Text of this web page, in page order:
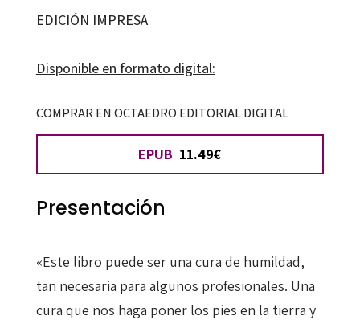
haciendo
en
educación?
cantidad
EDICIÓN IMPRESA
Disponible en formato digital:
COMPRAR EN OCTAEDRO EDITORIAL DIGITAL
EPUB 11.49€
Presentación
«Este libro puede ser una cura de humildad,
tan necesaria para algunos profesionales. Una
cura que nos haga poner los pies en la tierra y